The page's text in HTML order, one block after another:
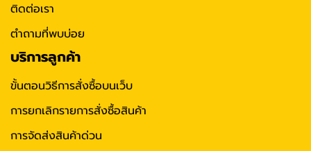
ติดต่อเรา
ตำถามที่พบบ่อย
บริการลูกค้า
ขั้นตอนวิธีการสั่งซื้อบนเว็บ
การยกเลิกรายการสั่งซื้อสินค้า
การจัดส่งสินค้าด่วน